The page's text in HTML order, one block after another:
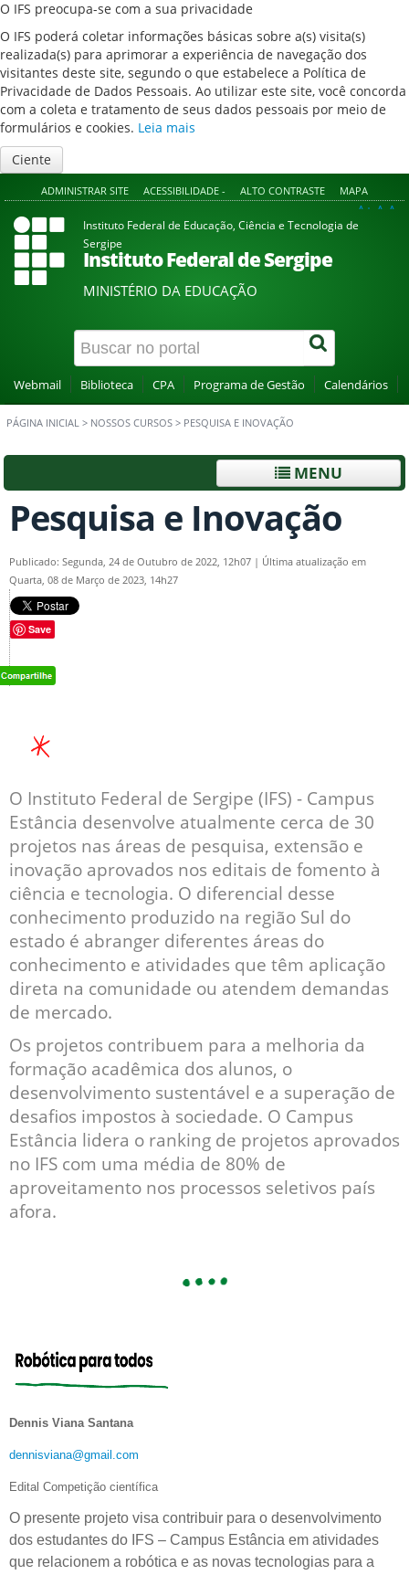
O IFS preocupa-se com a sua privacidade
O IFS poderá coletar informações básicas sobre a(s) visita(s)
realizada(s) para aprimorar a experiência de navegação dos
visitantes deste site, segundo o que estabelece a Política de
Privacidade de Dados Pessoais. Ao utilizar este site, você concorda
com a coleta e tratamento de seus dados pessoais por meio de
formulários e cookies. Leia mais
Ciente
ADMINISTRAR SITE ACESSIBILIDADE - ALTO CONTRASTE MAPA
A+ A A-
Instituto Federal de Educação, Ciência e Tecnologia de
Sergipe
Instituto Federal de Sergipe
MINISTÉRIO DA EDUCAÇÃO
Webmail Biblioteca CPA Programa de Gestão Calendários
PÁGINA INICIAL > NOSSOS CURSOS > PESQUISA E INOVAÇÃO
MENU
Pesquisa e Inovação
Publicado: Segunda, 24 de Outubro de 2022, 12h07 | Última atualização em
Quarta, 08 de Março de 2023, 14h27
Save
O Instituto Federal de Sergipe (IFS) - Campus
Estância desenvolve atualmente cerca de 30
projetos nas áreas de pesquisa, extensão e
inovação aprovados nos editais de fomento à
ciência e tecnologia. O diferencial desse
conhecimento produzido na região Sul do
estado é abranger diferentes áreas do
conhecimento e atividades que têm aplicação
direta na comunidade ou atendem demandas
de mercado.
Os projetos contribuem para a melhoria da
formação acadêmica dos alunos, o
desenvolvimento sustentável e a superação de
desafios impostos à sociedade. O Campus
Estância lidera o ranking de projetos aprovados
no IFS com uma média de 80% de
aproveitamento nos processos seletivos país
afora.
Dennis Viana Santana
dennisviana@gmail.com
Edital Competição científica
O presente projeto visa contribuir para o desenvolvimento
dos estudantes do IFS – Campus Estância em atividades
que relacionem a robótica e as novas tecnologias para a